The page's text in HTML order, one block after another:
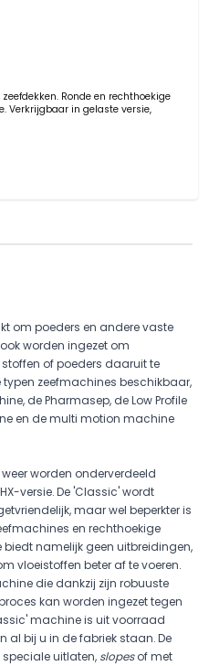
Ronde en rechthoekige
Verkrijgbaar in gelaste versie,
om poeders en andere vaste
worden ingezet om
of poeders daaruit te
typen zeefmachines beschikbaar,
de Pharmasep, de Low Profile
en de multi motion machine
worden onderverdeeld
versie. De 'Classic' wordt
maar wel beperkter is
en rechthoekige
namelijk geen uitbreidingen,
vloeistoffen beter af te voeren.
die dankzij zijn robuuste
kan worden ingezet tegen
machine is uit voorraad
bij u in de fabriek staan. De
speciale uitlaten, slopesof met